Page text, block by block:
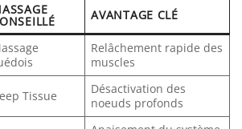
AVANTAGE CLÉ
Relâchement rapide des
muscles
Tissue
Désactivation des
noeuds profonds